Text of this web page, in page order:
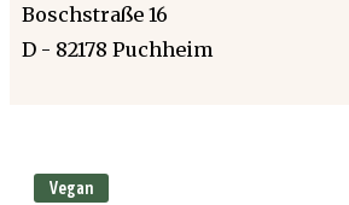
Boschstraße 16
D - 82178 Puchheim
Vegan